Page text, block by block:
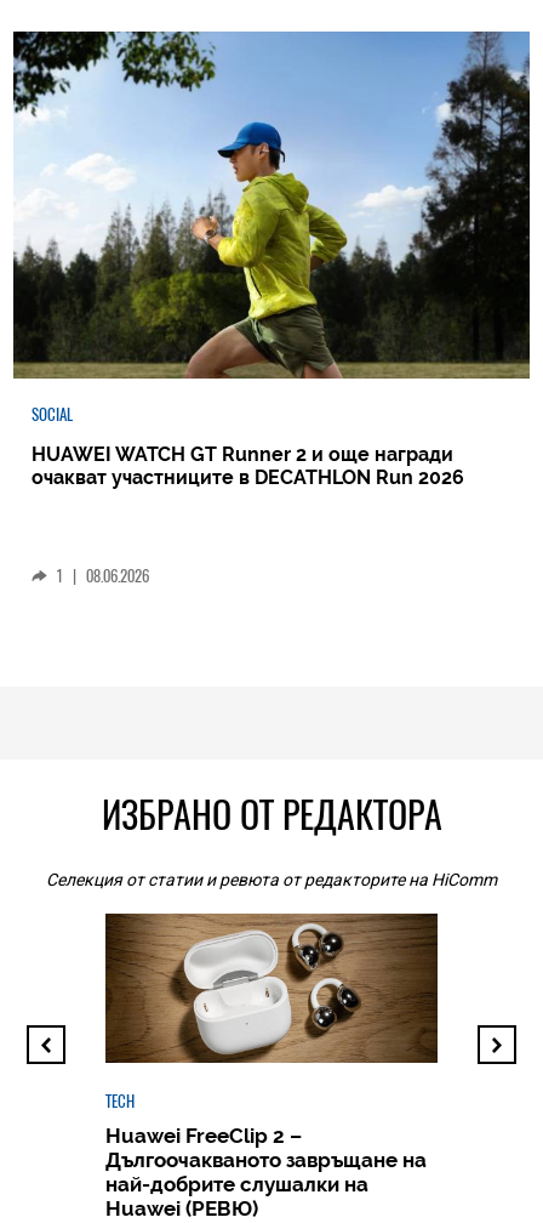
SOCIAL
HUAWEI WATCH GT Runner 2 и още награди
очакват участниците в DECATHLON Run 2026
1 | 08.06.2026
ИЗБРАНО ОТ РЕДАКТОРА
Селекция от статии и ревюта от редакторите на HiComm
TECH
Huawei FreeClip 2 –
Дългоочакваното завръщане на
най-добрите слушалки на
Huawei (РЕВЮ)